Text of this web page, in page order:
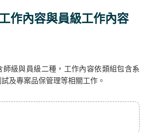
作內容與員級工作內容
級與員級二種，工作內容依類組包含系
及專案品保管理等相關工作。